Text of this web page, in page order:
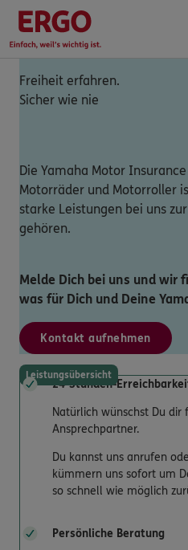
Freiheit erfahren.
Sicher wie nie
Die Yamaha Motor
Motorräder und Motorroller
starke Leistungen bei uns
gehören.
Melde Dich bei uns und wir
was für Dich und Deine
Kontakt aufnehmen
Leistungsübersicht
24-Stunden-
Natürlich wünschst Du
Ansprechpartner.
Du kannst uns anrufen
kümmern uns sofort um
so schnell wie möglich
Persönliche Beratung